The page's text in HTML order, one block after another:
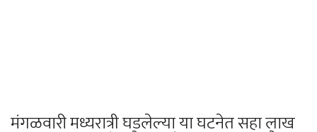
मंगळवारी मध्यरात्री घडलेल्या या घटनेत सहा लाख